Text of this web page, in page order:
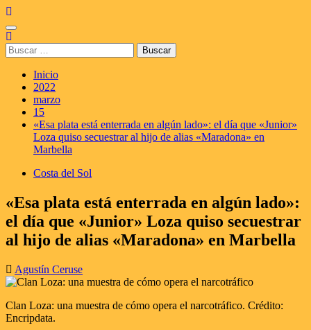
Saltar
al
contenido
Menú
principal
Buscar:
Inicio
2022
marzo
15
«Esa plata está enterrada en algún lado»: el día que «Junior»
Loza quiso secuestrar al hijo de alias «Maradona» en
Marbella
Costa del Sol
«Esa plata está enterrada en algún lado»:
el día que «Junior» Loza quiso secuestrar
al hijo de alias «Maradona» en Marbella
Agustín Ceruse
Clan Loza: una muestra de cómo opera el narcotráfico. Crédito:
Encripdata.